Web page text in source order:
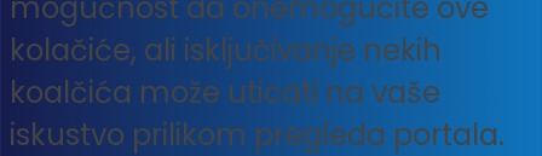
kolačiće, ali isključivanje nekih
koalčića može uticati na vaše
iskustvo prilikom pregleda portala.